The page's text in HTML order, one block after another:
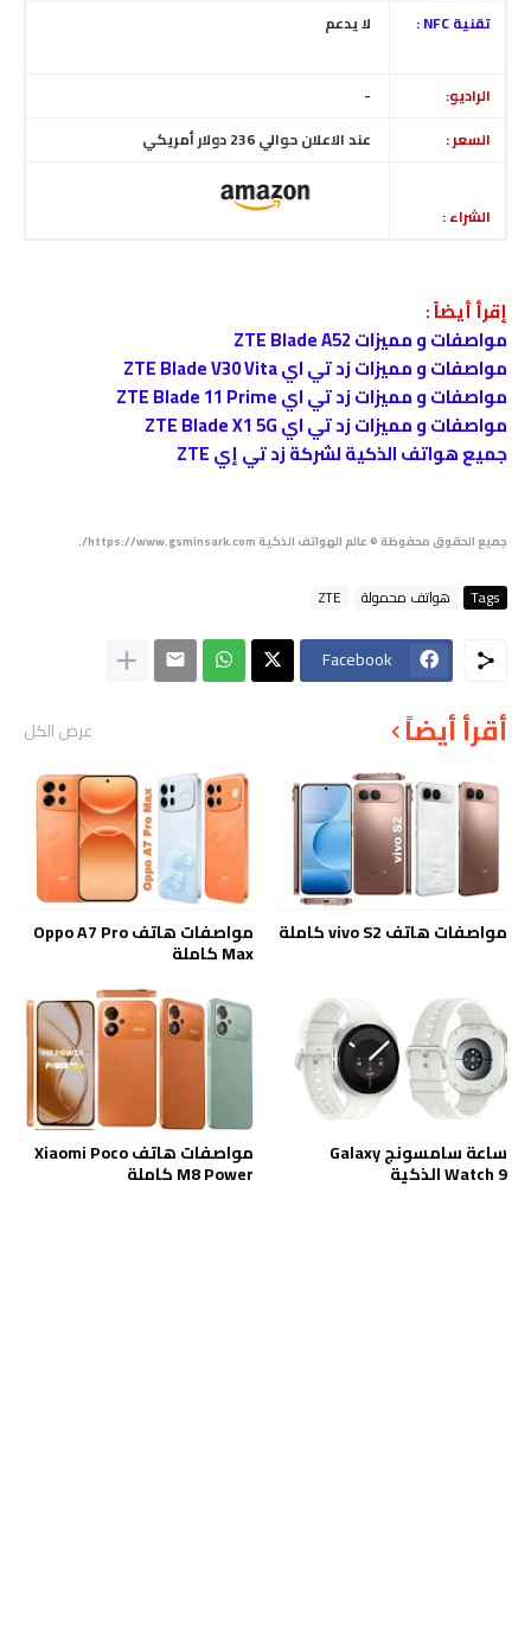
تقنية NFC :
لا يدعم
الراديو:
-
السعر :
عند الاعلان حوالي 236 دولار أمريكي
الشراء :
إقرأ أيضاً :
مواصفات و مميزات ZTE Blade A52
مواصفات و مميزات زد تي اي ZTE Blade V30 Vita
مواصفات و مميزات زد تي اي ZTE Blade 11 Prime
مواصفات و مميزات زد تي اي ZTE Blade X1 5G
جميع هواتف الذكية لشركة زد تي إي ZTE
جميع الحقوق محفوظة © عالم الهواتف الذكية https://www.gsminsark.com/.
Tags هواتف محمولة ZTE
Facebook
أقرأ أيضاً عرض الكل
مواصفات هاتف vivo S2 كاملة مواصفات هاتف Oppo A7 Pro
Max كاملة
ساعة سامسونج Galaxy
Watch 9 الذكية
مواصفات هاتف Xiaomi Poco
M8 Power كاملة